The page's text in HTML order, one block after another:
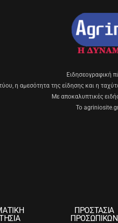
Eιδησεογραφική
η αμεσότητα της είδησης και η
Με αποκαλυπτικές
Το agriniosite.gr
ΠΡΟΣΤΑΣΙΑ
ΠΡΟΣΩΠΙΚΩΝ